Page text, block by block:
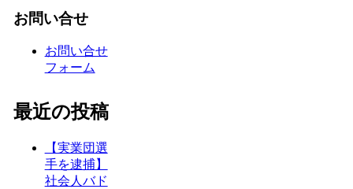
お問い合せ
お問い合せ
フォーム
最近の投稿
【実業団選
手を逮捕】
社会人バド